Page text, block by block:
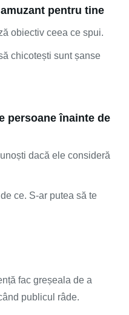
pentru tine
obiectiv ceea ce spui.
chicotești sunt șanse
persoane înainte de
dacă ele consideră
ce. S-ar putea să te
fac greșeala de a
publicul râde.